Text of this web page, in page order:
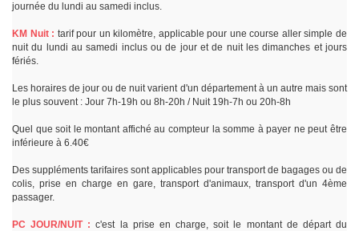
journée du lundi au samedi inclus.
KM Nuit : tarif pour un kilomètre, applicable pour une course aller simple de
nuit du lundi au samedi inclus ou de jour et de nuit les dimanches et jours
fériés.
Les horaires de jour ou de nuit varient d'un département à un autre mais sont
le plus souvent : Jour 7h-19h ou 8h-20h / Nuit 19h-7h ou 20h-8h
Quel que soit le montant affiché au compteur la somme à payer ne peut être
inférieure à 6.40€
Des suppléments tarifaires sont applicables pour transport de bagages ou de
colis, prise en charge en gare, transport d'animaux, transport d'un 4ème
passager.
PC JOUR/NUIT : c'est la prise en charge, soit le montant de départ du